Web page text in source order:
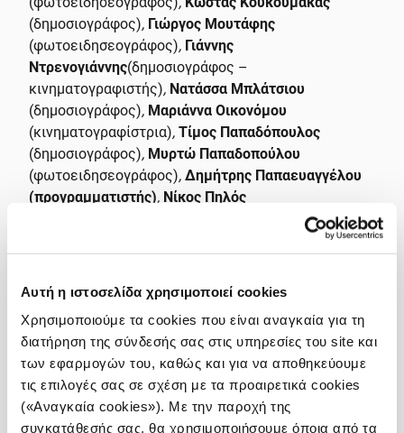
Αυτή η ιστοσελίδα χρησιμοποιεί cookies
Χρησιμοποιούμε τα cookies που είναι αναγκαία για τη
διατήρηση της σύνδεσής σας στις υπηρεσίες του site και
των εφαρμογών του, καθώς και για να αποθηκεύουμε
τις επιλογές σας σε σχέση με τα προαιρετικά cookies
(«Αναγκαία cookies»). Με την παροχή της
συγκατάθεσής σας, θα χρησιμοποιήσουμε όποια από τα
(δημοσιογράφος), Γιώργος Μουτάφης
(φωτοειδησεογράφος), Γιάννης
Ντρενογιάννης(δημοσιογράφος –
κινηματογραφιστής), Νατάσσα Μπλάτσιου
(δημοσιογράφος), Μαριάννα Οικονόμου
(κινηματογραφίστρια), Τίμος Παπαδόπουλος
(δημοσιογράφος), Μυρτώ Παπαδοπούλου
(φωτοειδησεογράφος), Δημήτρης Παπαευαγγέλου
(προγραμματιστής), Νίκος Πηλός
(δημοσιογράφος)
Αλεξία Τσαγκάρη (δημοσιογράφος
– κινηματογραφίστρια)
,
(δημοσιογράφος – κινηματογραφίστρια),Θοδωρής
Χονδρόγιαννος(δημοσιογράφος).Ο συντονισμός των
συμμετεχόντων και η επιμέλεια του υλικού
πραγματοποιήθηκε από την ομάδα τουiMEdD
Ιncubator.